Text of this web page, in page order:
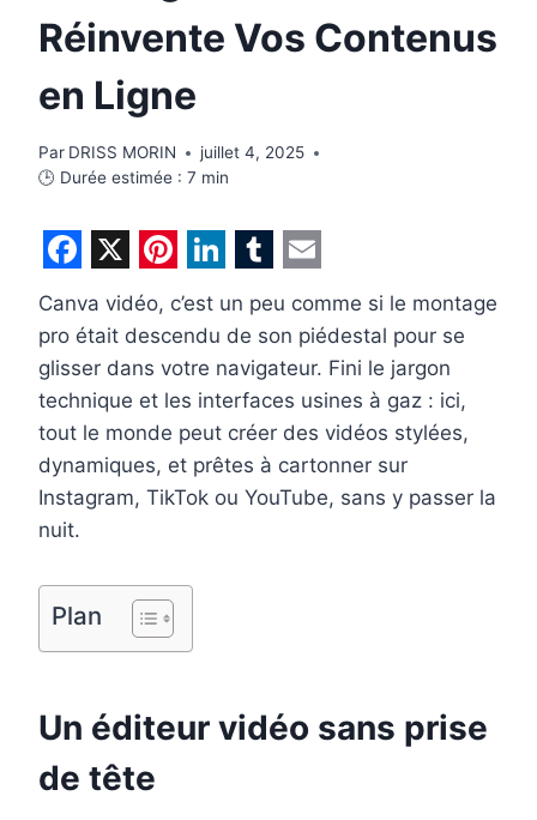
Réinvente Vos Contenus
en Ligne
Par DRISS MORIN
juillet 4, 2025
🕒 Durée estimée : 7 min
F
a
c
e
b
o
o
X P
i
n
t
e
r
e
t
L
i
n
k
e
d
I
T
u
m
b
l
r
E
m
a
i
l
Canva vidéo, c’est un peu comme si le montage
pro était descendu de son piédestal pour se
glisser dans votre navigateur. Fini le jargon
technique et les interfaces usines à gaz : ici,
tout le monde peut créer des vidéos stylées,
dynamiques, et prêtes à cartonner sur
Instagram, TikTok ou YouTube, sans y passer la
nuit.
Plan
Un éditeur vidéo sans prise
de tête